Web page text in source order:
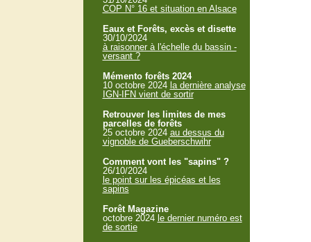
COP N° 16 et situation en Alsace
Eaux et Forêts, excès et disette
30/10/2024
à raisonner à l'échelle du bassin -
versant ?
Mémento forêts 2024
10 octobre 2024 la dernière analyse
IGN-IFN vient de sortir
Retrouver les limites de mes
parcelles de forêts
25 octobre 2024 au dessus du
vignoble de Gueberschwihr
Comment vont les "sapins" ?
26/10/2024
le point sur les épicéas et les
sapins
Forêt Magazine
octobre 2024 le dernier numéro est
de sortie